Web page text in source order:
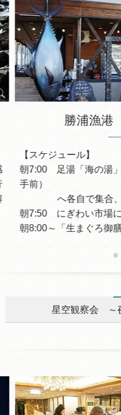
勝浦漁
【スケジュール】
朝7:00 足湯「海の湯
手前）
へ各自で集合、ガ
朝7:50 にぎわい市場
朝8:00～「生まぐろ御
星空観察会 ～